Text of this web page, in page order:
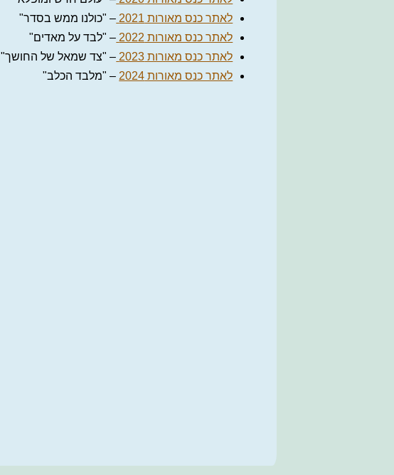
לאתר כנס מאורות 2021
– "כולנו ממש בסדר"
לאתר כנס מאורות 2022
– "לבד על מאדים"
לאתר כנס מאורות 2023
– "צד שמאל של החושך"
לאתר כנס מאורות 2024
– "מלבד הכלב"